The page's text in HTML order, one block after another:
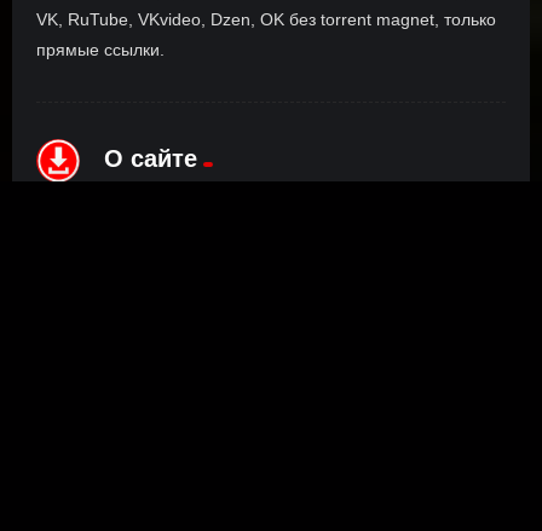
VK, RuTube, VKvideo, Dzen, OK без torrent magnet, только
прямые ссылки.
О сайте